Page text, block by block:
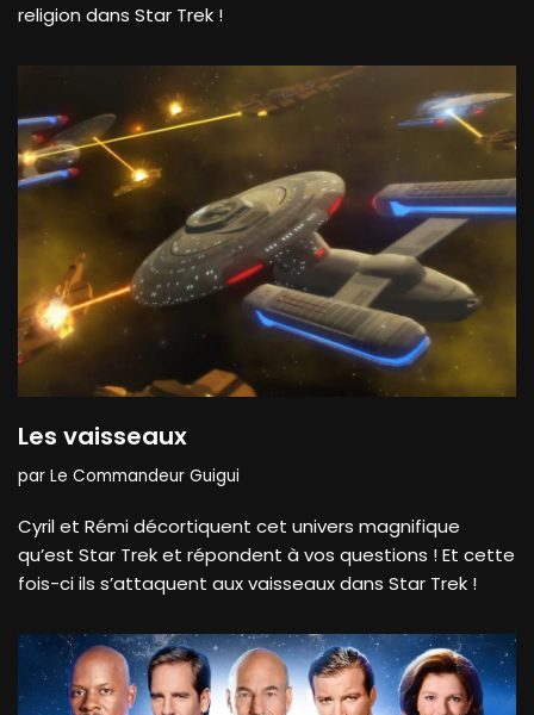
religion dans Star Trek !
Les vaisseaux
par Le Commandeur Guigui
Cyril et Rémi décortiquent cet univers magnifique
qu’est Star Trek et répondent à vos questions ! Et cette
fois-ci ils s’attaquent aux vaisseaux dans Star Trek !